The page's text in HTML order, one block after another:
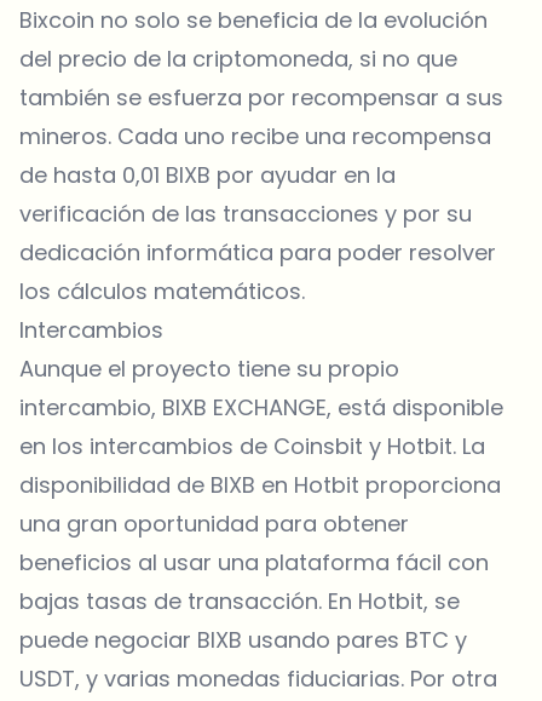
Bixcoin no solo se beneficia de la evolución
del precio de la criptomoneda, si no que
también se esfuerza por recompensar a sus
mineros. Cada uno recibe una recompensa
de hasta 0,01 BIXB por ayudar en la
verificación de las transacciones y por su
dedicación informática para poder resolver
los cálculos matemáticos.
Intercambios
Aunque el proyecto tiene su propio
intercambio, BIXB EXCHANGE, está disponible
en los intercambios de Coinsbit y Hotbit. La
disponibilidad de BIXB en Hotbit proporciona
una gran oportunidad para obtener
beneficios al usar una plataforma fácil con
bajas tasas de transacción. En Hotbit, se
puede negociar BIXB usando pares BTC y
USDT, y varias monedas fiduciarias. Por otra